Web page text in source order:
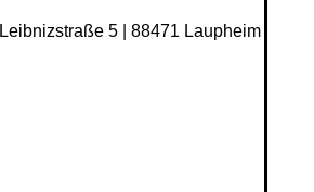
Leibnizstraße 5 | 88471 Laupheim